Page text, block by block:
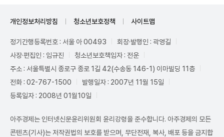
개인정보처리방침 청소년보호정책 사이트맵
정기간행등록번호 : 서울 아 00493
회장·발행인 : 곽영길
사장·편집인 : 임규진
청소년보호책임자 : 전운
주소 : 서울특별시 종로구 종로 1길 42(수송동 146-1) 이마빌딩 11층
전화 : 02-767-1500
발행일자 : 2007년 11월 15일
등록일자 : 2008년 01월10일
아주경제는 인터넷신문윤리위원회 윤리강령을 준수합니다. 아주경제의 모든
콘텐츠(기사)는 저작권법의 보호를 받으며, 무단전재, 복사, 배포 등을 금지합